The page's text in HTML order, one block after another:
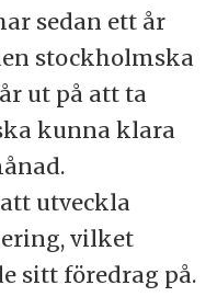
sedan ett år
stockholmska
ut på att ta
kunna klara
utveckla
vilket
sitt föredrag på.